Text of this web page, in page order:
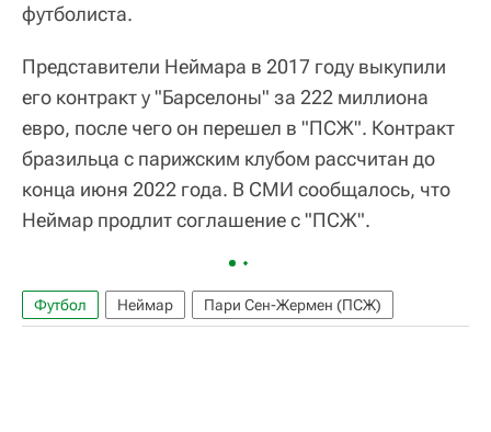
футболиста.
Представители Неймара в 2017 году выкупили
его контракт у "Барселоны" за 222 миллиона
евро, после чего он перешел в "ПСЖ". Контракт
бразильца с парижским клубом рассчитан до
конца июня 2022 года. В СМИ сообщалось, что
Неймар продлит соглашение с "ПСЖ".
Футбол Неймар Пари Сен-Жермен (ПСЖ)